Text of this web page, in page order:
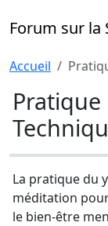
Forum sur la
Accueil
Pratique
La pratique du
méditation
le bien-être